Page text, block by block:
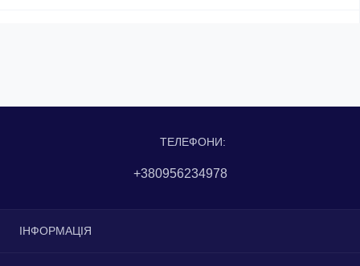
ТЕЛЕФОНИ:
+380956234978
ІНФОРМАЦІЯ